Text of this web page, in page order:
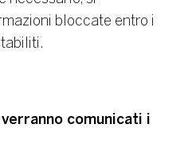
bloccate entro i
comunicati i